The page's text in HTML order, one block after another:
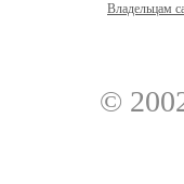
Владельцам
©